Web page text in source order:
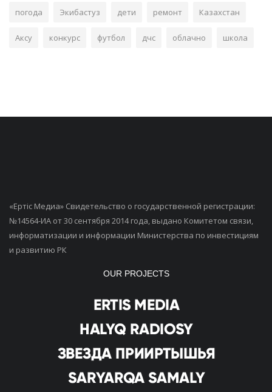
погода Экибастуз дети ремонт Казахстан
Аксу конкурс футбол дчс облачно школа
«Ертiс Медиа» Свидетельство о государственной регистрации:
№14564-ИА от 30 сентября 2014 года, выдано Комитетом связи,
информатизации и информации Министерства по инвестициям
и развитию РК
OUR PROJECTS